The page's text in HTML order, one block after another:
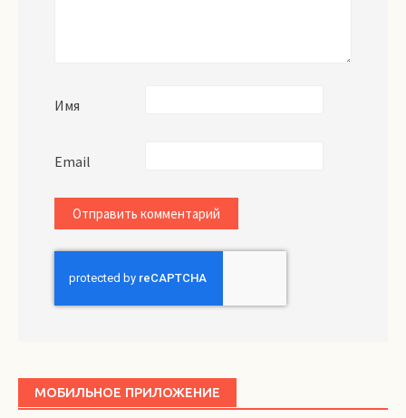
Имя
Email
МОБИЛЬНОЕ ПРИЛОЖЕНИЕ